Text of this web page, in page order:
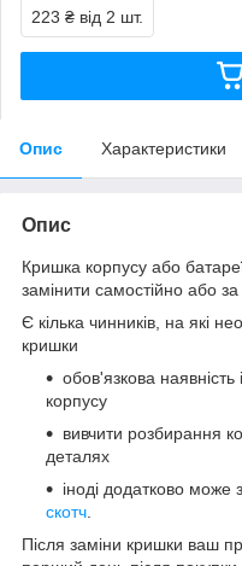
223 ₴ від 2 шт.
Опис Характеристики
Опис
Кришка корпусу або
замінити самостійно або
Є кілька чинників, на які
кришки
обов'язкова
корпусу
вивчити розбирання
деталях
іноді додатково може
скотч
Після заміни кришки ваш